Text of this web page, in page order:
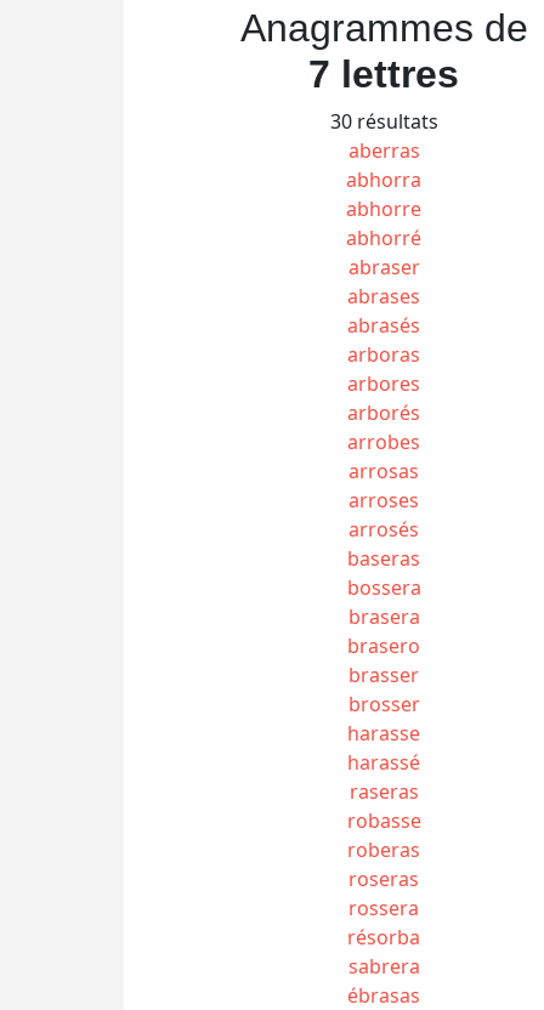
Anagrammes de
7 lettres
30 résultats
aberras
abhorra
abhorre
abhorré
abraser
abrases
abrasés
arboras
arbores
arborés
arrobes
arrosas
arroses
arrosés
baseras
bossera
brasera
brasero
brasser
brosser
harasse
harassé
raseras
robasse
roberas
roseras
rossera
résorba
sabrera
ébrasas